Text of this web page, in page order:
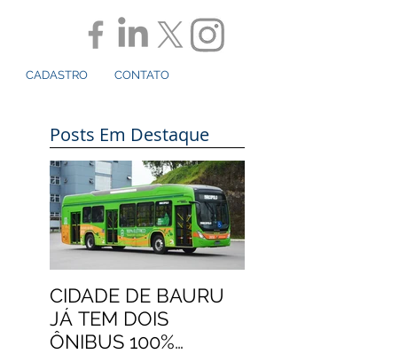
CADASTRO CONTATO
Posts Em Destaque
CIDADE DE BAURU
JÁ TEM DOIS
ÔNIBUS 100%